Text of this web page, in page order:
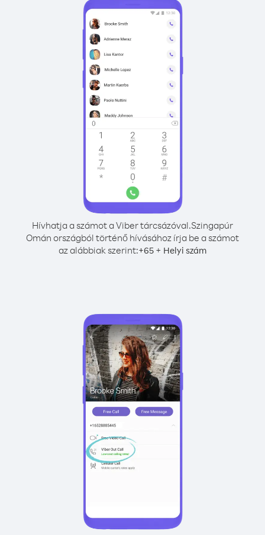
Hívhatja a számot a Viber tárcsázóval.Szingapúr
Omán országból történő hívásához írja be a számot
az alábbiak szerint:+65 + Helyi szám